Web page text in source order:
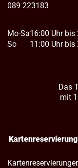
089 223183
Mo-Sa
So
16:00 Uhr bis
11:00 Uhr bis
Das
mit
Kartenreservierung